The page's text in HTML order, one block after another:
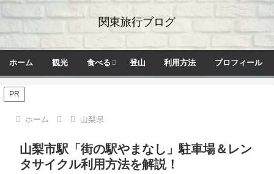
関東旅行ブログ
ホーム 観光 食べる 登山 利用方法 プロフィール
PR
ホーム 山梨県
山梨市駅「街の駅やまなし」駐車場＆レン
タサイクル利用方法を解説！